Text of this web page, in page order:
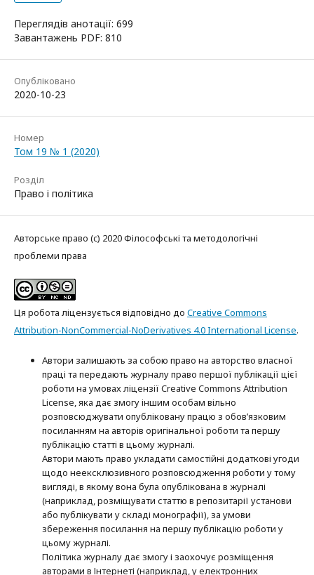
Переглядів анотації: 699
Завантажень PDF: 810
Опубліковано
2020-10-23
Номер
Том 19 № 1 (2020)
Розділ
Право і політика
Авторське право (c) 2020 Філософські та методологічні
проблеми права
Ця робота ліцензується відповідно до Creative Commons
Attribution-NonCommercial-NoDerivatives 4.0 International License.
Автори залишають за собою право на авторство власної
праці та передають журналу право першої публікації цієї
роботи на умовах ліцензії Creative Commons Attribution
License, яка дає змогу іншим особам вільно
розповсюджувати опубліковану працю з обов’язковим
посиланням на авторів оригінальної роботи та першу
публікацію статті в цьому журналі.
Автори мають право укладати самостійні додаткові угоди
щодо неексклюзивного розповсюдження роботи у тому
вигляді, в якому вона була опублікована в журналі
(наприклад, розміщувати статтю в репозитарії установи
або публікувати у складі монографії), за умови
збереження посилання на першу публікацію роботи у
цьому журналі.
Політика журналу дає змогу і заохочує розміщення
авторами в Інтернеті (наприклад, у електронних